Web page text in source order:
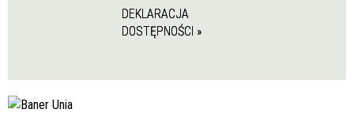
DEKLARACJA
DOSTĘPNOŚCI »